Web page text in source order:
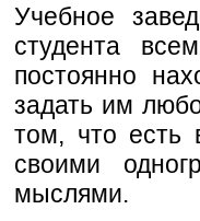
Учебное
студента
постоянно
задать им
том, что есть
своими
мыслями.